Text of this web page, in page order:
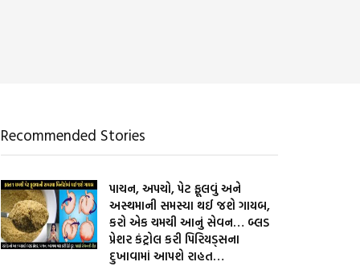
Recommended Stories
પાચન, અપચો, પેટ ફૂલવું અને
અસ્થમાની સમસ્યા થઈ જશે ગાયબ,
કરો એક ચમચી આનું સેવન… બ્લડ
પ્રેશર કંટ્રોલ કરી પિરિયડ્સના
દુખાવામાં આપશે રાહત…